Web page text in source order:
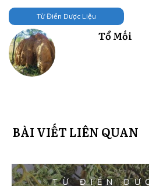
Từ Điển Dược Liệu
Tổ Mối
BÀI VIẾT LIÊN QUAN
TỪ ĐIỂN